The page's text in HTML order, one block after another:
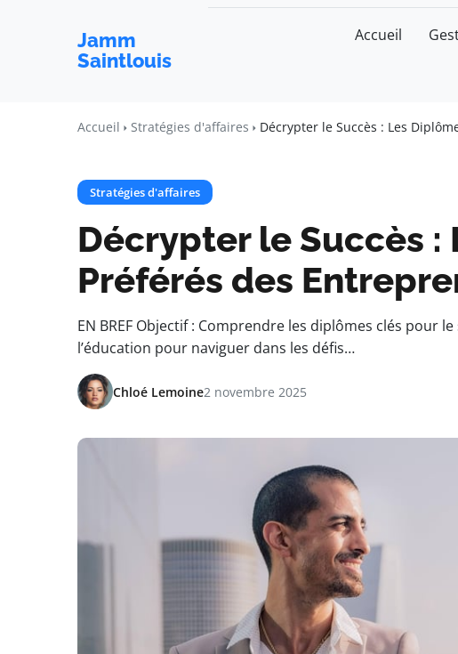
Jamm
Saintlouis
Accueil
Accueil Stratégies d'affaires Décrypter le Succès : Les
Stratégies d'affaires
Décrypter le Succès :
Préférés des
EN BREF Objectif : Comprendre les diplômes clés pour
l’éducation pour naviguer dans les défis…
Chloé Lemoine2 novembre 2025